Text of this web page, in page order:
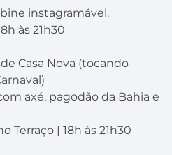
instagramável.
às 21h30
Casa Nova (tocando
axé, pagodão da Bahia e
Terraço | 18h às 21h30